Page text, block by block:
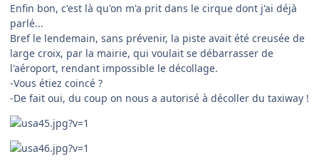
Enfin bon, c'est là qu'on m'a prit dans le cirque dont j'ai déjà
parlé...
Bref le lendemain, sans prévenir, la piste avait été creusée de
large croix, par la mairie, qui voulait se débarrasser de
l'aéroport, rendant impossible le décollage.
-Vous étiez coincé ?
-De fait oui, du coup on nous a autorisé à décoller du taxiway !